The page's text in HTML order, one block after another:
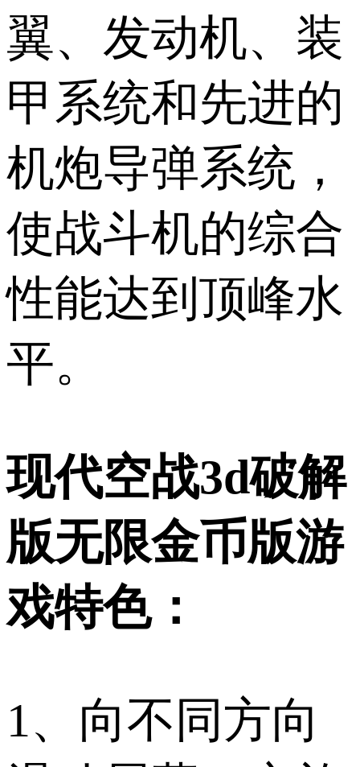
翼、发动机、装
甲系统和先进的
机炮导弹系统，
使战斗机的综合
性能达到顶峰水
平。
现代空战3d破解
版无限金币版游
戏特色：
1、向不同方向